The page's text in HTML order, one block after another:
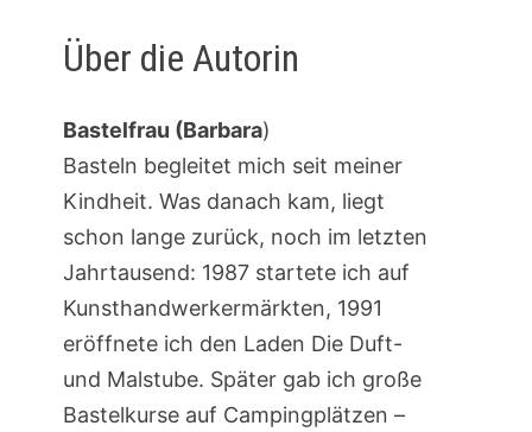
Über die Autorin
Bastelfrau (Barbara)
Basteln begleitet mich seit meiner
Kindheit. Was danach kam, liegt
schon lange zurück, noch im letzten
Jahrtausend: 1987 startete ich auf
Kunsthandwerkermärkten, 1991
eröffnete ich den Laden Die Duft-
und Malstube. Später gab ich große
Bastelkurse auf Campingplätzen –